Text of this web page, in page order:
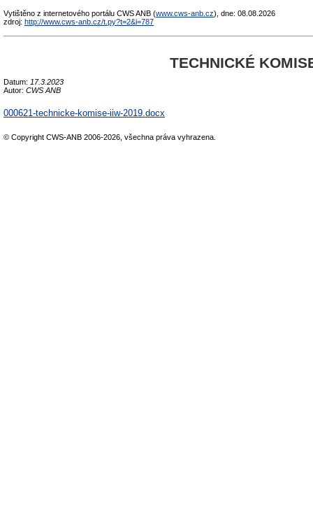
Vytištěno z internetového portálu CWS ANB (www.cws-anb.cz), dne: 08.08.2026
zdroj: http://www.cws-anb.cz/t.py?t=2&i=787
TECHNICKÉ
Datum: 17.3.2023
Autor: CWS ANB
000621-technicke-komise-iiw-2019.docx
© Copyright CWS-ANB 2006-2026, všechna práva vyhrazena.